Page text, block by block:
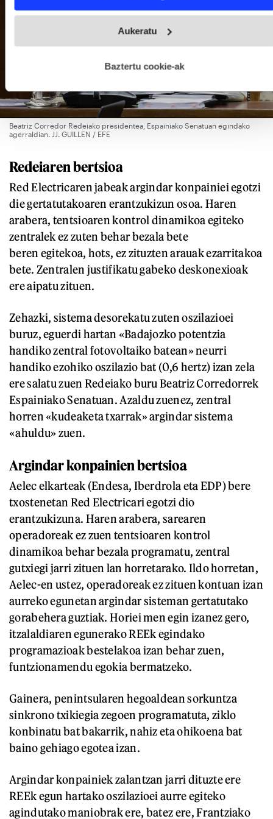
fitxategiak erabiltzen ditu. Zure esperientzia eta zerbitzuak
esplizitua ematen diguzu.Gehiago irakurri
Aukeratu
Baztertu cookie-ak
Beatriz Corredor Redeiako presidentea, Espainiako Senatuan egindako
agerraldian. JJ. GUILLEN / EFE
Redeiaren bertsioa
Red Electricaren jabeak argindar konpainiei egotzi
die gertatutakoaren erantzukizun osoa. Haren
arabera, tentsioaren kontrol dinamikoa egiteko
zentralek ez zuten behar bezala bete
beren egitekoa, hots, ez zituzten arauak ezarritakoa
bete. Zentralen justifikatu gabeko deskonexioak
ere aipatu zituen.
Zehazki, sistema desorekatu zuten oszilazioei
buruz, eguerdi hartan «Badajozko potentzia
handiko zentral fotovoltaiko batean» neurri
handiko ezohiko oszilazio bat (0,6 hertz) izan zela
ere salatu zuen Redeiako buru Beatriz Corredorrek
Espainiako Senatuan. Azaldu zuenez, zentral
horren «kudeaketa txarrak» argindar sistema
«ahuldu» zuen.
Argindar konpainien bertsioa
Aelec elkarteak (Endesa, Iberdrola eta EDP) bere
txostenetan Red Electricari egotzi dio
erantzukizuna. Haren arabera, sarearen
operadoreak ez zuen tentsioaren kontrol
dinamikoa behar bezala programatu, zentral
gutxiegi jarri zituen lan horretarako. Ildo horretan,
Aelec-en ustez, operadoreak ez zituen kontuan izan
aurreko egunetan argindar sisteman gertatutako
gorabehera guztiak. Horiei men egin izanez gero,
itzalaldiaren egunerako REEk egindako
programazioak bestelakoa izan behar zuen,
funtzionamendu egokia bermatzeko.
Gainera, penintsularen hegoaldean sorkuntza
sinkrono txikiegia zegoen programatuta, ziklo
konbinatu bat bakarrik, nahiz eta ohikoena bat
baino gehiago egotea izan.
Argindar konpainiek zalantzan jarri dituzte ere
REEk egun hartako oszilazioei aurre egiteko
agindutako maniobrak ere, batez ere, Frantziako